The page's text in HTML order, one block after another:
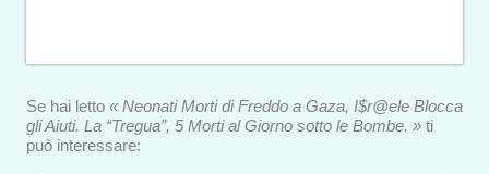
Se hai letto « Neonati Morti di Freddo a Gaza, I$r@ele Blocca
gli Aiuti. La “Tregua”, 5 Morti al Giorno sotto le Bombe. » ti
può interessare: